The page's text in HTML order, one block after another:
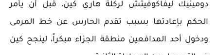
دومينيك ليفاكوفيتش لركلة هاري كين، قبل أن يأمر
الحكم بإعادتها بسبب تقدم الحارس عن خط المرمى
ودخول أحد المدافعين منطقة الجزاء مبكراً، لينجح كين